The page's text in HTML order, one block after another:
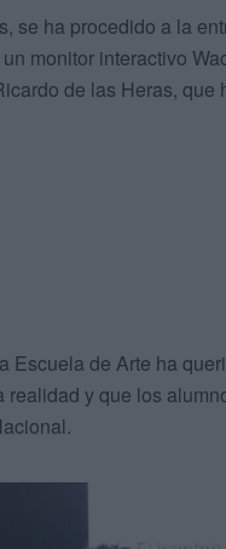
se ha procedido a la
monitor interactivo
de las Heras,
Escuela de Arte ha
y que los